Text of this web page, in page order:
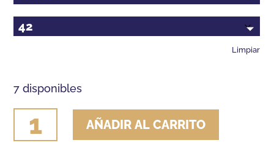
Limpiar
7 disponibles
PANTALON
COTTON
AÑADIR AL CARRITO